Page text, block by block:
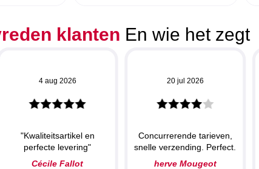
klanten En wie het zegt
4 aug 2026
"Kwaliteitsartikel en
perfecte levering"
Cécile Fallot
20 jul 2026
Concurrerende tarieven,
snelle verzending. Perfect.
herve Mougeot